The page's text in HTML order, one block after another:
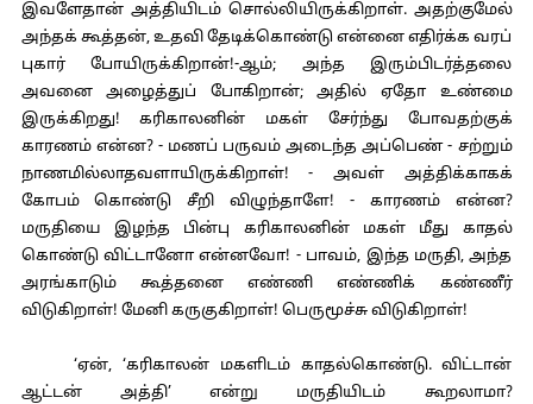
இவளேதான் அத்தியிடம் சொல்லியிருக்கிறாள். அதற்குமேல்
அந்தக் கூத்தன், உதவி தேடிக்கொண்டு என்னை எதிர்க்க வரப்
புகார் போயிருக்கிறான்!-ஆம்; அந்த இரும்பிடர்த்தலை
அவனை அழைத்துப் போகிறான்; அதில் ஏதோ உண்மை
இருக்கிறது! கரிகாலனின் மகள் சேர்ந்து போவதற்குக்
காரணம் என்ன? - மணப் பருவம் அடைந்த அப்பெண் - சற்றும்
நாணமில்லாதவளாயிருக்கிறாள்! - அவள் அத்திக்காகக்
கோபம் கொண்டு சீறி விழுந்தாளே! - காரணம் என்ன?
மருதியை இழந்த பின்பு கரிகாலனின் மகள் மீது காதல்
கொண்டு விட்டானோ என்னவோ! - பாவம், இந்த மருதி, அந்த
அரங்காடும் கூத்தனை எண்ணி எண்ணிக் கண்ணீர்
விடுகிறாள்! மேனி கருகுகிறாள்! பெருமூச்சு விடுகிறாள்!
‘ஏன், ‘கரிகாலன் மகளிடம் காதல்கொண்டு. விட்டான்
ஆட்டன் அத்தி’ என்று மருதியிடம் கூறலாமா?